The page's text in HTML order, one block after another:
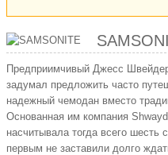
Предприимчивый Джесс
задумал предложить часто
надежный чемодан вместо
Основанная им компания
насчитывала тогда всего
первым не заставили долго